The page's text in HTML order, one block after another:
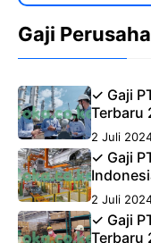
Gaji
✓ Gaji
Terbaru
2 Juli
✓ Gaji
2 Juli
✓ Gaji
Terbaru